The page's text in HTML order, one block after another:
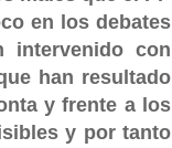
en los debates
intervenido con
han resultado
y frente a los
y por tanto